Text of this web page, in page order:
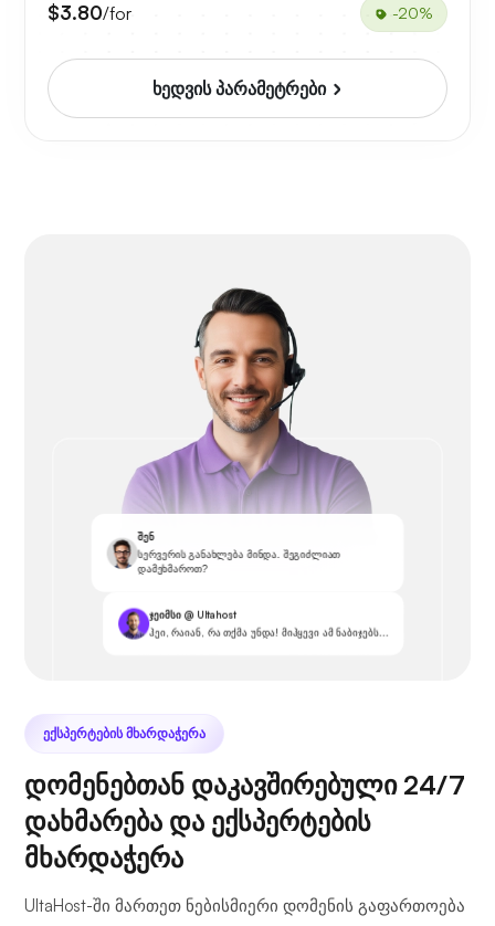
$3.80/for -20%
ხედვის პარამეტრები
შენ
სერვერის განახლება მინდა. შეგიძლიათ
დამეხმაროთ?
ჯეიმსი @ Ultahost
ჰეი, რაიან, რა თქმა უნდა! მიჰყევი ამ ნაბიჯებს...
ᲔᲥᲡᲞᲔᲠᲢᲔᲑᲘᲡ ᲛᲮᲐᲠᲓᲐᲭᲔᲠᲐ
დომენებთან დაკავშირებული 24/7
დახმარება და ექსპერტების
მხარდაჭერა
UltaHost-ში მართეთ ნებისმიერი დომენის გაფართოება